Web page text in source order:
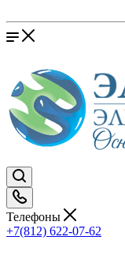
Телефоны
+7(812) 622-07-62